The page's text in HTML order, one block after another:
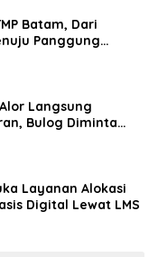
Batam, Dari
Panggung
Langsung
Bulog Diminta
Layanan Alokasi
Digital Lewat LMS